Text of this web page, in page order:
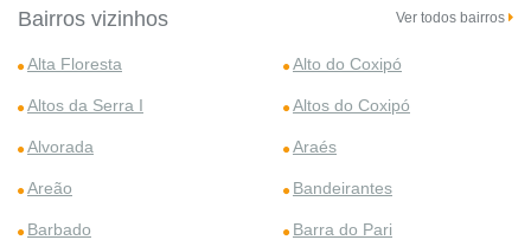
Bairros vizinhos Ver todos bairros
Alta Floresta Alto do Coxipó
Altos da Serra I Altos do Coxipó
Alvorada Araés
Areão Bandeirantes
Barbado Barra do Pari